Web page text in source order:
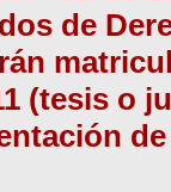
de
(tesis o